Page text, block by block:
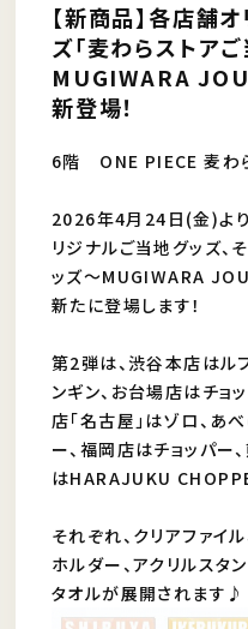
【新商品】各店舗
ズ「麦わらストア
MUGIWARA
新登場！
6階 ONE PIECE 麦わ
2026年4月24日(金)よ
リジナルご当地グッズ、
ッズ～MUGIWARA
新たに登場します！
第2弾は、渋谷本店はル
ンギン、お台場店はチョ
店「名古屋」はゾロ、あ
ー、福岡店はチョッパー
はHARAJUKU
それぞれ、クリアファイ
ホルダー、アクリルスタ
タオルが展開されます♪